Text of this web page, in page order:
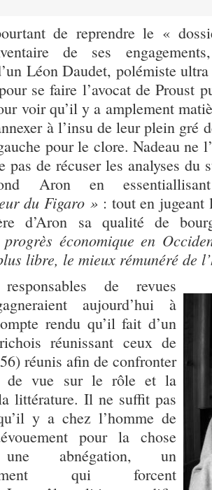
de reprendre le «
de ses
Léon Daudet, polémiste
se faire l’avocat de Proust
voir qu’il y a amplement
à l’insu de leur plein gré
pour le clore. Nadeau ne
pas de récuser les analyses du
Aron en
du Figaro »: tout en jugeant
d’Aron sa qualité de
économique en
libre, le mieux rémunéré de
de revues
aujourd’hui à
rendu qu’il fait d’un
réunissant ceux de
réunis afin de confronter
de vue sur le rôle et la
littérature. Il ne suffit pas
y a chez l’homme de
pour la chose
abnégation, un
qui forcent